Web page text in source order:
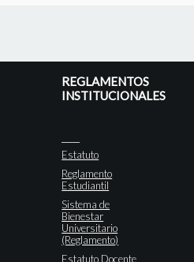
REGLAMENTOS
INSTITUCIONALES
Estatuto
Reglamento
Estudiantil
Sistema de
Bienestar
Universitario
(Reglamento)
Estatuto Docente